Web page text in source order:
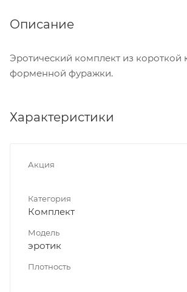
Описание
Эротический комплект из короткой
форменной фуражки.
Характеристики
Акция
Категория
Комплект
Модель
эротик
Плотность